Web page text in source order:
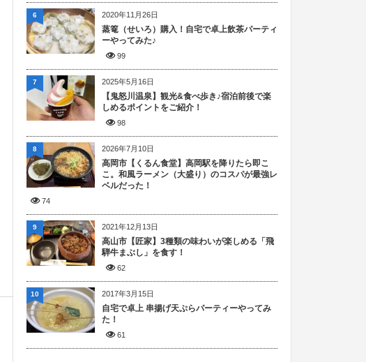
2020年11月26日
蒸篭（せいろ）購入！自宅で卓上飲茶パーティ
ーやってみた♪
99
6
2025年5月16日
【鬼怒川温泉】観光&食べ歩き♪宿泊前後で楽
しめるポイントをご紹介！
98
7
2026年7月10日
高岡市【くるん食堂】高岡駅を降りたら即こ
こ。和風ラーメン（大盛り）のコスパが最強レ
ベルだった！
74
8
2021年12月13日
高山市【匠家】3種類の味わいが楽しめる「飛
騨牛まぶし」を食す！
62
9
2017年3月15日
自宅で卓上 串揚げ天ぷらパーティーやってみ
た！
61
10